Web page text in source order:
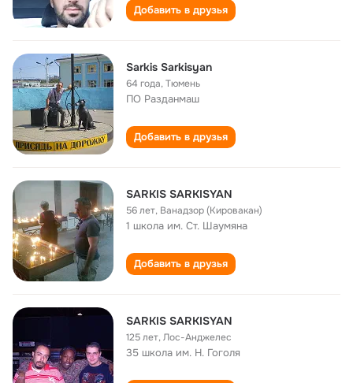
Добавить в друзья
Sarkis Sarkisyan
64 года,Тюмень
ПО Разданмаш
Добавить в друзья
SARKIS SARKISYAN
56 лет, Ванадзор (Кировакан)
1 школа им. Ст. Шаумяна
Добавить в друзья
SARKIS SARKISYAN
125 лет,Лос-Анджелес
35 школа им. Н. Гоголя